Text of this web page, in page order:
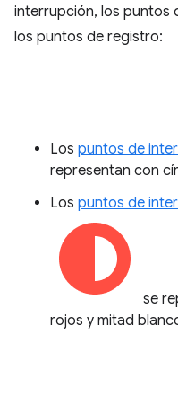
interrupción, los puntos
los puntos de registro:
Los puntos de
representan con
Los puntos de
se
rojos y mitad